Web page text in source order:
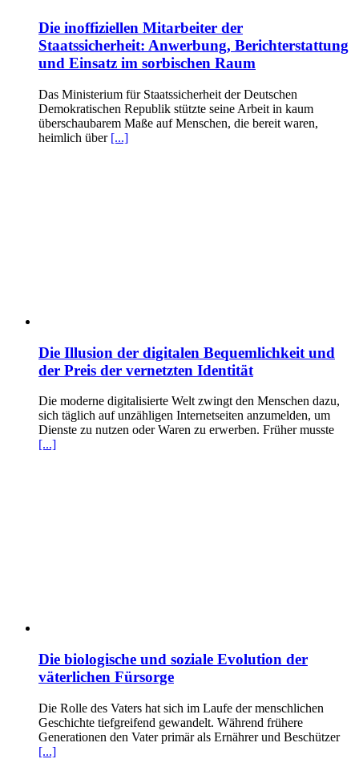
Die inoffiziellen Mitarbeiter der
Staatssicherheit: Anwerbung, Berichterstattung
und Einsatz im sorbischen Raum
Das Ministerium für Staatssicherheit der Deutschen
Demokratischen Republik stützte seine Arbeit in kaum
überschaubarem Maße auf Menschen, die bereit waren,
heimlich über [...]
Die Illusion der digitalen Bequemlichkeit und
der Preis der vernetzten Identität
Die moderne digitalisierte Welt zwingt den Menschen dazu,
sich täglich auf unzähligen Internetseiten anzumelden, um
Dienste zu nutzen oder Waren zu erwerben. Früher musste
[...]
Die biologische und soziale Evolution der
väterlichen Fürsorge
Die Rolle des Vaters hat sich im Laufe der menschlichen
Geschichte tiefgreifend gewandelt. Während frühere
Generationen den Vater primär als Ernährer und Beschützer
[...]